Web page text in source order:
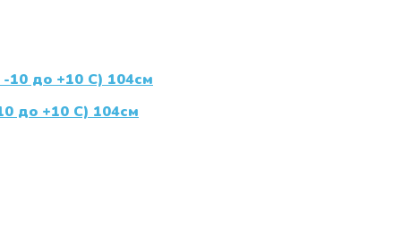
до +10 С) 104см